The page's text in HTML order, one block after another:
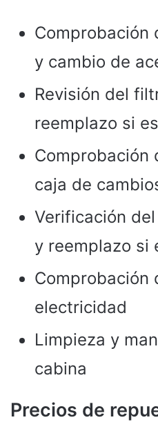
Comprobación
y cambio de
Revisión del
reemplazo si
Comprobación
caja de
Verificación
y reemplazo si
Comprobación
electricidad
Limpieza y
cabina
Precios de